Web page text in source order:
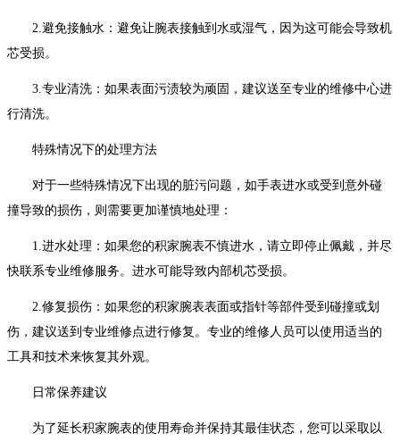
2.避免接触水：避免让腕表接触到水或湿气，因为这可能会导致机
芯受损。
3.专业清洗：如果表面污渍较为顽固，建议送至专业的维修中心进
行清洗。
特殊情况下的处理方法
对于一些特殊情况下出现的脏污问题，如手表进水或受到意外碰
撞导致的损伤，则需要更加谨慎地处理：
1.进水处理：如果您的积家腕表不慎进水，请立即停止佩戴，并尽
快联系专业维修服务。进水可能导致内部机芯受损。
2.修复损伤：如果您的积家腕表表面或指针等部件受到碰撞或划
伤，建议送到专业维修点进行修复。专业的维修人员可以使用适当的
工具和技术来恢复其外观。
日常保养建议
为了延长积家腕表的使用寿命并保持其最佳状态，您可以采取以